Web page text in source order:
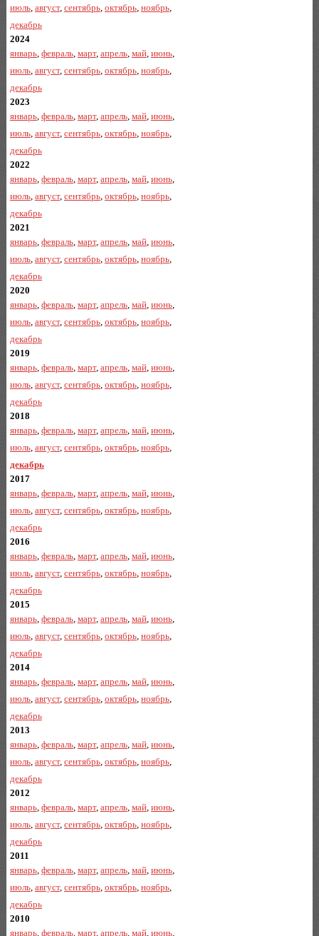
июль, август, сентябрь, октябрь, ноябрь,
декабрь
2024
январь, февраль, март, апрель, май, июнь,
июль, август, сентябрь, октябрь, ноябрь,
декабрь
2023
январь, февраль, март, апрель, май, июнь,
июль, август, сентябрь, октябрь, ноябрь,
декабрь
2022
январь, февраль, март, апрель, май, июнь,
июль, август, сентябрь, октябрь, ноябрь,
декабрь
2021
январь, февраль, март, апрель, май, июнь,
июль, август, сентябрь, октябрь, ноябрь,
декабрь
2020
январь, февраль, март, апрель, май, июнь,
июль, август, сентябрь, октябрь, ноябрь,
декабрь
2019
январь, февраль, март, апрель, май, июнь,
июль, август, сентябрь, октябрь, ноябрь,
декабрь
2018
январь, февраль, март, апрель, май, июнь,
июль, август, сентябрь, октябрь, ноябрь,
декабрь
2017
январь, февраль, март, апрель, май, июнь,
июль, август, сентябрь, октябрь, ноябрь,
декабрь
2016
январь, февраль, март, апрель, май, июнь,
июль, август, сентябрь, октябрь, ноябрь,
декабрь
2015
январь, февраль, март, апрель, май, июнь,
июль, август, сентябрь, октябрь, ноябрь,
декабрь
2014
январь, февраль, март, апрель, май, июнь,
июль, август, сентябрь, октябрь, ноябрь,
декабрь
2013
январь, февраль, март, апрель, май, июнь,
июль, август, сентябрь, октябрь, ноябрь,
декабрь
2012
январь, февраль, март, апрель, май, июнь,
июль, август, сентябрь, октябрь, ноябрь,
декабрь
2011
январь, февраль, март, апрель, май, июнь,
июль, август, сентябрь, октябрь, ноябрь,
декабрь
2010
январь, февраль, март, апрель, май, июнь,